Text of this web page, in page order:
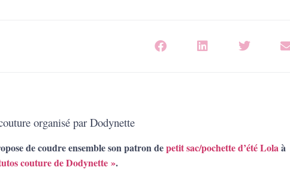
organisé par Dodynette
de coudre ensemble son patron depetit sac/pochette d’été Lolaà
couture de Dodynette ».